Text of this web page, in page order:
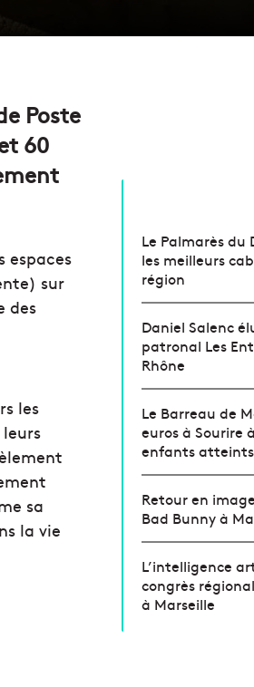
Poste
60
espaces
sur
des
les
sa
la vie
Le Palmarès du
les meilleurs
région
Daniel Salenc
patronal Les
Rhône
Le Barreau de
euros à Sourire
enfants
Retour en
Bad Bunny à
L’intelligence
congrès
à Marseille